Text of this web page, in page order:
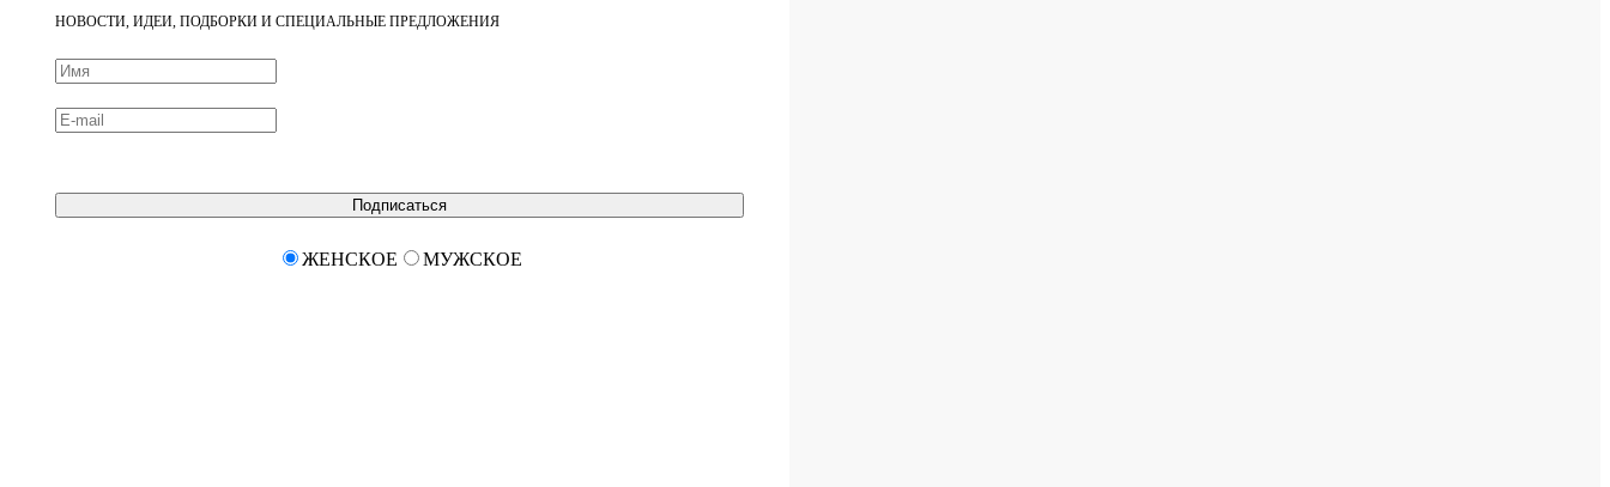
НОВОСТИ, ИДЕИ, ПОДБОРКИ И СПЕЦИАЛЬНЫЕ ПРЕДЛОЖЕНИЯ
Подписаться
ЖЕНСКОЕ МУЖСКОЕ